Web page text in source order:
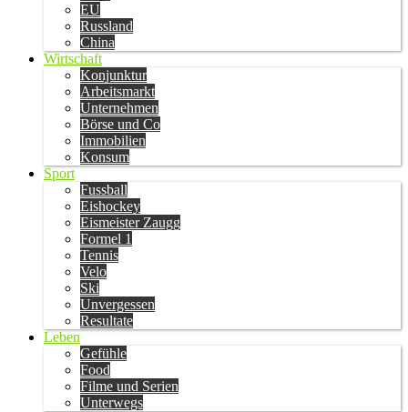
EU
Russland
China
Wirtschaft
Konjunktur
Arbeitsmarkt
Unternehmen
Börse und Co
Immobilien
Konsum
Sport
Fussball
Eishockey
Eismeister Zaugg
Formel 1
Tennis
Velo
Ski
Unvergessen
Resultate
Leben
Gefühle
Food
Filme und Serien
Unterwegs